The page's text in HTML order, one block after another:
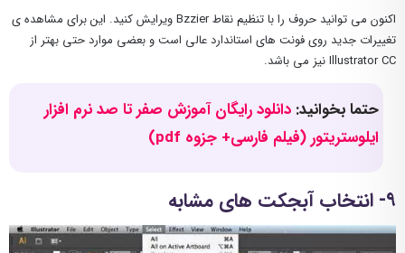
اکنون می توانید حروف را با تنظیم نقاط Bzzier ویرایش کنید. این برای مشاهده ی
تغییرات جدید روی فونت های استاندارد عالی است و بعضی موارد حتی بهتر از
Illustrator CC نیز می باشد.
حتما بخوانید:دانلود رایگان آموزش صفر تا صد نرم افزار
ایلوستریتور (فیلم فارسی+ جزوه pdf)
۹- انتخاب آبجکت های مشابه